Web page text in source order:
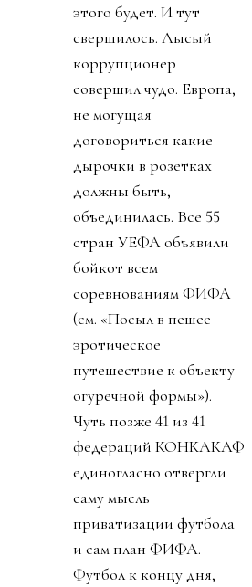
этого будет. И тут
свершилось. Лысый
коррупционер
совершил чудо. Европа,
не могущая
договориться какие
дырочки в розетках
должны быть,
объединилась. Все 55
стран УЕФА объявили
бойкот всем
соревнованиям ФИФА
(см. «Посыл в пешее
эротическое
путешествие к объекту
огуречной формы»).
Чуть позже 41 из 41
федераций КОНКАКАФ
единогласно отвергли
саму мысль
приватизации футбола
и сам план ФИФА.
Футбол к концу дня,